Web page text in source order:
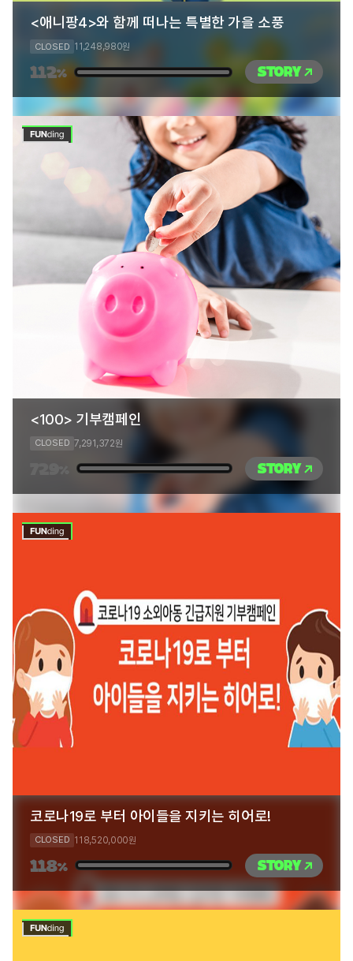
<애니팡4>와 함께 떠나는 특별한 가을 소풍
CLOSED 11,248,980원
112% STORY
<100> 기부캠페인
CLOSED 7,291,372원
STORY
코로나19로 부터 아이들을 지키는 히어로!
CLOSED 118,520,000원
118% STORY